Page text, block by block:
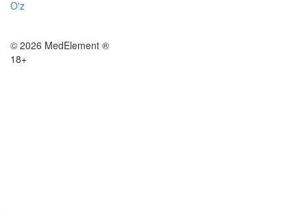
O'z
© 2026 MedElement ®
18+